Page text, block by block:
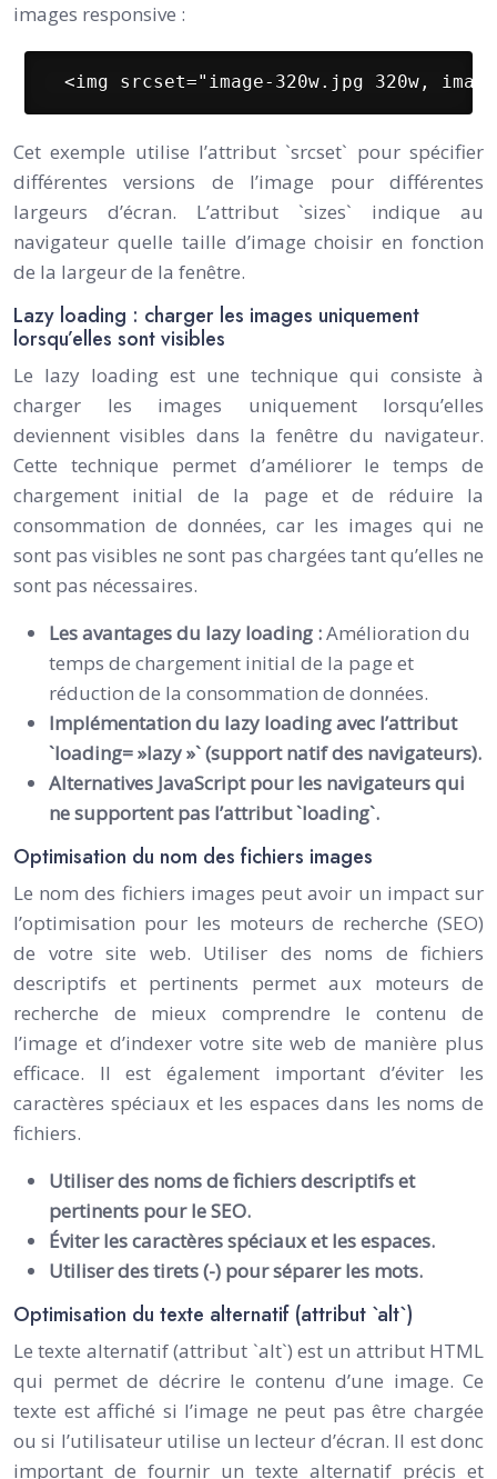
images responsive :
<img srcset="image-320w.jpg 320w,
Cet exemple utilise l’attribut `srcset` pour spécifier
différentes versions de l’image pour différentes
largeurs d’écran. L’attribut `sizes` indique au
navigateur quelle taille d’image choisir en fonction
de la largeur de la fenêtre.
Lazy loading : charger les images uniquement
lorsqu’elles sont visibles
Le lazy loading est une technique qui consiste à
charger les images uniquement lorsqu’elles
deviennent visibles dans la fenêtre du navigateur.
Cette technique permet d’améliorer le temps de
chargement initial de la page et de réduire la
consommation de données, car les images qui ne
sont pas visibles ne sont pas chargées tant qu’elles ne
sont pas nécessaires.
Les avantages du lazy loading :Amélioration du
temps de chargement initial de la page et
réduction de la consommation de données.
Implémentation du lazy loading avec l’attribut
`loading= »lazy »` (support natif des navigateurs).
Alternatives JavaScript pour les navigateurs qui
ne supportent pas l’attribut `loading`.
Optimisation du nom des fichiers images
Le nom des fichiers images peut avoir un impact sur
l’optimisation pour les moteurs de recherche (SEO)
de votre site web. Utiliser des noms de fichiers
descriptifs et pertinents permet aux moteurs de
recherche de mieux comprendre le contenu de
l’image et d’indexer votre site web de manière plus
efficace. Il est également important d’éviter les
caractères spéciaux et les espaces dans les noms de
fichiers.
Utiliser des noms de fichiers descriptifs et
pertinents pour le SEO.
Éviter les caractères spéciaux et les espaces.
Utiliser des tirets (-) pour séparer les mots.
Optimisation du texte alternatif (attribut `alt`)
Le texte alternatif (attribut `alt`) est un attribut HTML
qui permet de décrire le contenu d’une image. Ce
texte est affiché si l’image ne peut pas être chargée
ou si l’utilisateur utilise un lecteur d’écran. Il est donc
important de fournir un texte alternatif précis et